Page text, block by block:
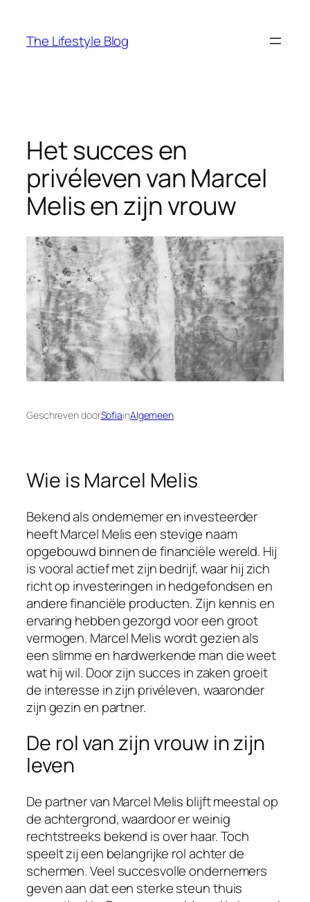
The Lifestyle Blog
Het succes en
privéleven van Marcel
Melis en zijn vrouw
Geschreven doorSofiainAlgemeen
Wie is Marcel Melis
Bekend als ondernemer en investeerder
heeft Marcel Melis een stevige naam
opgebouwd binnen de financiële wereld. Hij
is vooral actief met zijn bedrijf, waar hij zich
richt op investeringen in hedgefondsen en
andere financiële producten. Zijn kennis en
ervaring hebben gezorgd voor een groot
vermogen. Marcel Melis wordt gezien als
een slimme en hardwerkende man die weet
wat hij wil. Door zijn succes in zaken groeit
de interesse in zijn privéleven, waaronder
zijn gezin en partner.
De rol van zijn vrouw in zijn
leven
De partner van Marcel Melis blijft meestal op
de achtergrond, waardoor er weinig
rechtstreeks bekend is over haar. Toch
speelt zij een belangrijke rol achter de
schermen. Veel succesvolle ondernemers
geven aan dat een sterke steun thuis